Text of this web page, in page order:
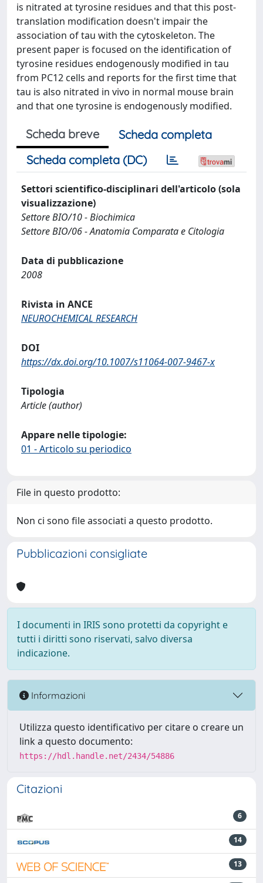
is nitrated at tyrosine residues and that this post-
translation modification doesn't impair the
association of tau with the cytoskeleton. The
present paper is focused on the identification of
tyrosine residues endogenously modified in tau
from PC12 cells and reports for the first time that
tau is also nitrated in vivo in normal mouse brain
and that one tyrosine is endogenously modified.
Scheda breve
Scheda completa
Scheda completa (DC)
Settori scientifico-disciplinari dell'articolo (sola
visualizzazione)
Settore BIO/10 - Biochimica
Settore BIO/06 - Anatomia Comparata e Citologia
Data di pubblicazione
2008
Rivista in ANCE
NEUROCHEMICAL RESEARCH
DOI
https://dx.doi.org/10.1007/s11064-007-9467-x
Tipologia
Article (author)
Appare nelle tipologie:
01 - Articolo su periodico
File in questo prodotto:
Non ci sono file associati a questo prodotto.
Pubblicazioni consigliate
I documenti in IRIS sono protetti da copyright e
tutti i diritti sono riservati, salvo diversa
indicazione.
Informazioni
Utilizza questo identificativo per citare o creare un
link a questo documento:
https://hdl.handle.net/2434/54886
Citazioni
6
14
13